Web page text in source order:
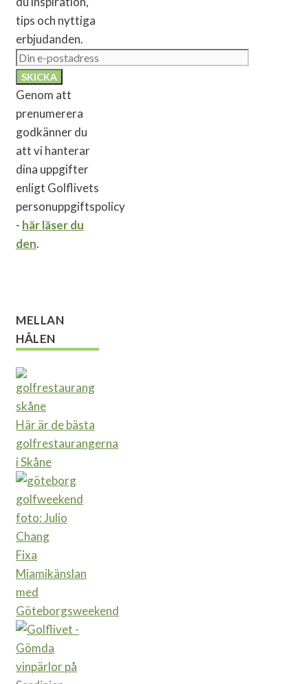
tips och nyttiga
erbjudanden.
Genom att
prenumerera
godkänner du
att vi hanterar
dina uppgifter
enligt Golflivets
personuppgiftspolicy
- här läser du
den.
MELLAN
HÅLEN
Här är de bästa
golfrestaurangerna
i Skåne
Fixa
Miamikänslan
med
Göteborgsweekend